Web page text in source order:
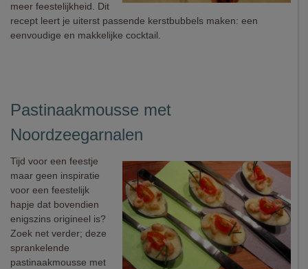
meer feestelijkheid. Dit
recept leert je uiterst passende kerstbubbels maken: een
eenvoudige en makkelijke cocktail.
Pastinaakmousse met
Noordzeegarnalen
Tijd voor een feestje
maar geen inspiratie
voor een feestelijk
hapje dat bovendien
enigszins origineel is?
Zoek net verder; deze
sprankelende
pastinaakmousse met